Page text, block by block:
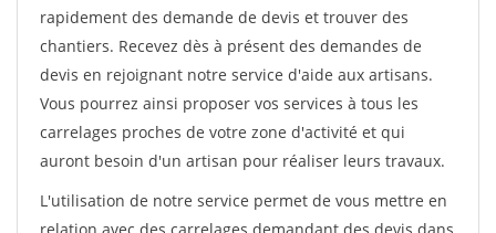
rapidement des demande de devis et trouver des
chantiers. Recevez dès à présent des demandes de
devis en rejoignant notre service d'aide aux artisans.
Vous pourrez ainsi proposer vos services à tous les
carrelages proches de votre zone d'activité et qui
auront besoin d'un artisan pour réaliser leurs travaux.
L'utilisation de notre service permet de vous mettre en